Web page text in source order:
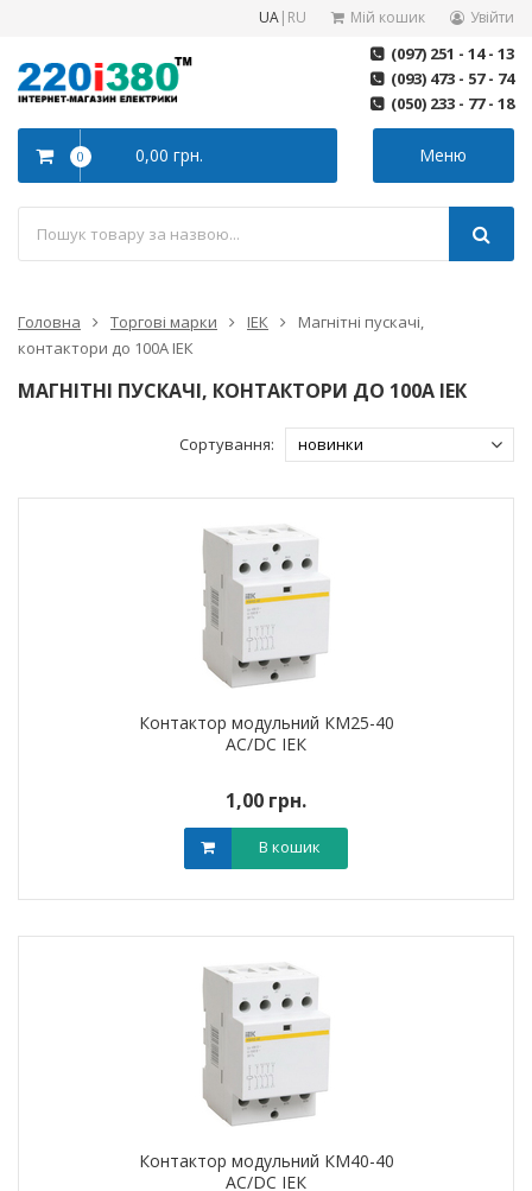
UA| RU Мій кошик Увійти
(097) 251 - 14 - 13
(093) 473 - 57 - 74
(050) 233 - 77 - 18
Меню
0 0,00 грн.
Головна Торгові марки ІЕК
Магнітні пускачі,
контактори до 100А ІЕК
МАГНІТНІ ПУСКАЧІ, КОНТАКТОРИ ДО 100А ІЕК
Сортування:
Контактор модульний КМ25-40
AC/DC ІЕК
1,00 грн.
В кошик
Контактор модульний КМ40-40
AC/DC ІЕК